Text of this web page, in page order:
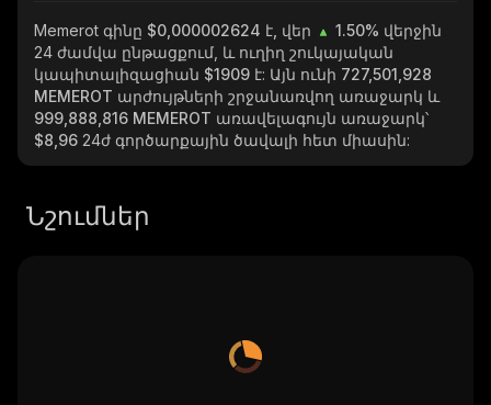
Memerot գինը $0,000002624 է, վեր 1.50% վերջին
24 ժամվա ընթացքում, և ուղիղ շուկայական
կապիտալիզացիան $1909 է: Այն ունի 727,501,928
MEMEROT արժույթների շրջանառվող առաջարկ և
999,888,816 MEMEROT առավելագույն առաջարկ՝
$8,96 24ժ գործարքային ծավալի հետ միասին:
Նշումներ